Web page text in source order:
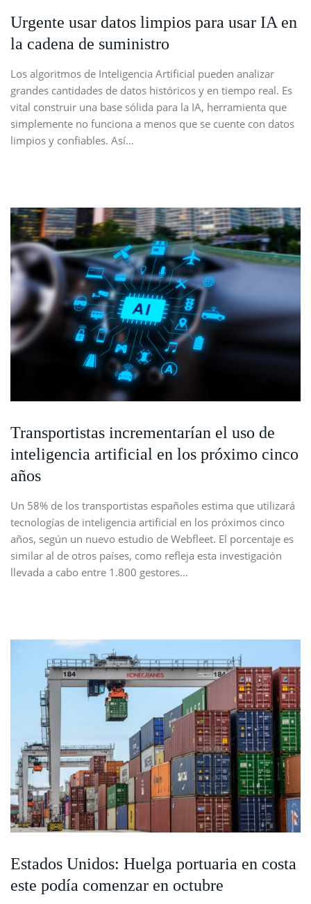
Urgente usar datos limpios para usar IA en
la cadena de suministro
Los algoritmos de Inteligencia Artificial pueden analizar
grandes cantidades de datos históricos y en tiempo real. Es
vital construir una base sólida para la IA, herramienta que
simplemente no funciona a menos que se cuente con datos
limpios y confiables. Así…
Transportistas incrementarían el uso de
inteligencia artificial en los próximo cinco
años
Un 58% de los transportistas españoles estima que utilizará
tecnologías de inteligencia artificial en los próximos cinco
años, según un nuevo estudio de Webfleet. El porcentaje es
similar al de otros países, como refleja esta investigación
llevada a cabo entre 1.800 gestores…
Estados Unidos: Huelga portuaria en costa
este podía comenzar en octubre